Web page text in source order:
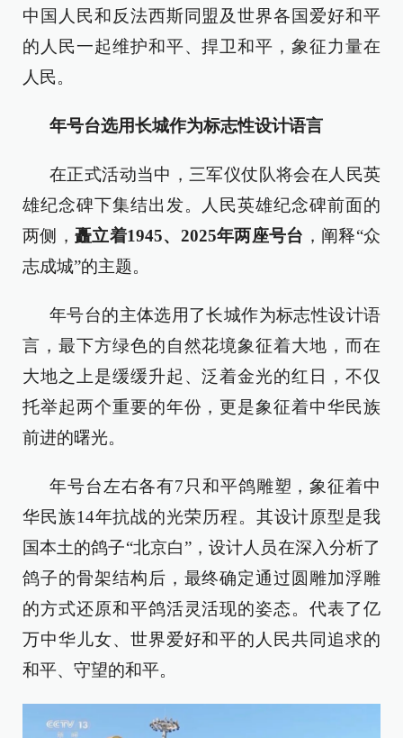
中国人民和反法西斯同盟及世界各国爱好和平
的人民一起维护和平、捍卫和平，象征力量在
人民。
年号台选用长城作为标志性设计语言
在正式活动当中，三军仪仗队将会在人民英
雄纪念碑下集结出发。人民英雄纪念碑前面的
两侧， 矗立着1945、2025年两座号台 ，阐释“众
志成城”的主题。
年号台的主体选用了长城作为标志性设计语
言，最下方绿色的自然花境象征着大地，而在
大地之上是缓缓升起、泛着金光的红日，不仅
托举起两个重要的年份，更是象征着中华民族
前进的曙光。
年号台左右各有7只和平鸽雕塑，象征着中
华民族14年抗战的光荣历程。其设计原型是我
国本土的鸽子“北京白”，设计人员在深入分析了
鸽子的骨架结构后，最终确定通过圆雕加浮雕
的方式还原和平鸽活灵活现的姿态。代表了亿
万中华儿女、世界爱好和平的人民共同追求的
和平、守望的和平。